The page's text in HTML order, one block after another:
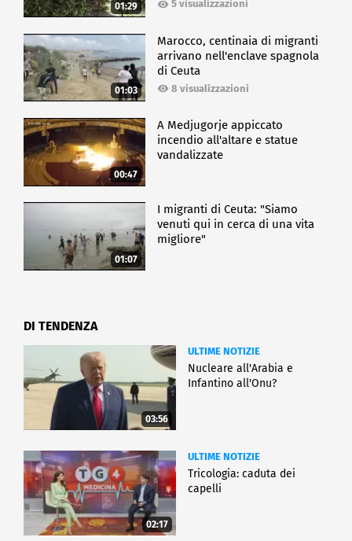
01:29 5 visualizzazioni
01:03
Marocco, centinaia di migranti
arrivano nell'enclave spagnola
di Ceuta
8 visualizzazioni
00:47
A Medjugorje appiccato
incendio all'altare e statue
vandalizzate
01:07
I migranti di Ceuta: "Siamo
venuti qui in cerca di una vita
migliore"
DI TENDENZA
03:56
ULTIME NOTIZIE
Nucleare all'Arabia e
Infantino all'Onu?
02:17
ULTIME NOTIZIE
Tricologia: caduta dei
capelli